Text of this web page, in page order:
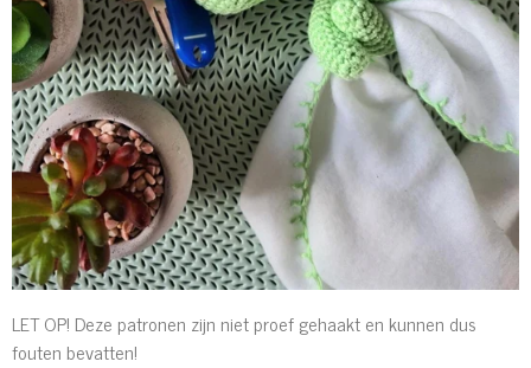
LET OP! Deze patronen zijn niet proef gehaakt en kunnen dus
fouten bevatten!